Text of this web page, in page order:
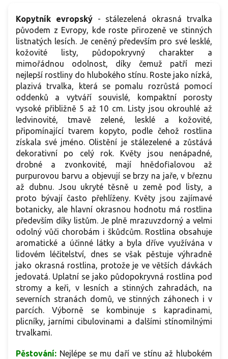
Kopytník evropský- stálezelená okrasná trvalka
původem z Evropy, kde roste přirozeně ve stinných
listnatých lesích. Je ceněný především pro své lesklé,
kožovité listy, půdopokryvný charakter a
mimořádnou odolnost, díky čemuž patří mezi
nejlepší rostliny do hlubokého stínu. Roste jako nízká,
plazivá trvalka, která se pomalu rozrůstá pomocí
oddenků a vytváří souvislé, kompaktní porosty
vysoké přibližně 5 až 10 cm. Listy jsou okrouhlé až
ledvinovité, tmavě zelené, lesklé a kožovité,
připomínající tvarem kopyto, podle čehož rostlina
získala své jméno. Olistění je stálezelené a zůstává
dekorativní po celý rok. Květy jsou nenápadné,
drobné a zvonkovité, mají hnědofialovou až
purpurovou barvu a objevují se brzy na jaře, v březnu
až dubnu. Jsou ukryté těsně u země pod listy, a
proto bývají často přehlíženy. Květy jsou zajímavé
botanicky, ale hlavní okrasnou hodnotu má rostlina
především díky listům. Je plně mrazuvzdorný a velmi
odolný vůči chorobám i škůdcům. Rostlina obsahuje
aromatické a účinné látky a byla dříve využívána v
lidovém léčitelství, dnes se však pěstuje výhradně
jako okrasná rostlina, protože je ve větších dávkách
jedovatá. Uplatní se jako půdopokryvná rostlina pod
stromy a keři, v lesních a stinných zahradách, na
severních stranách domů, ve stinných záhonech i v
parcích. Výborně se kombinuje s kapradinami,
plicníky, jarními cibulovinami a dalšími stínomilnými
trvalkami.
Pěstování: Nejlépe se mu daří ve stínu až hlubokém